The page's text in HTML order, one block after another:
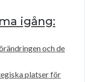
igång:
och de
platser för